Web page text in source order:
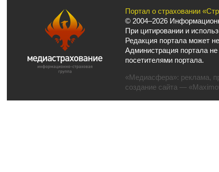
Портал о страховании
© 2004–2026
При цитировании и
Редакция портала может
Администрация портала
посетителями портала.
«Медиасфера»: реклама,
создание сайта —